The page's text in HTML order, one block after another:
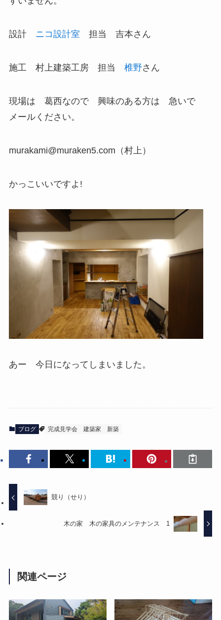
設計 ニコ設計室 担当 吉本さん
施工 村上建築工房 担当 椎野さん
現場は 葛西なので 興味のある方は 急いで
メールください。
murakami@muraken5.com（村上）
かっこいいですよ!
あー 今日になってしまいました。
ブログ 完成見学会 建築家 新築
競り（せり）
木の家 木の家具のメンテナンス 1
関連ページ